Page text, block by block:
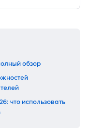
обзор
что использовать